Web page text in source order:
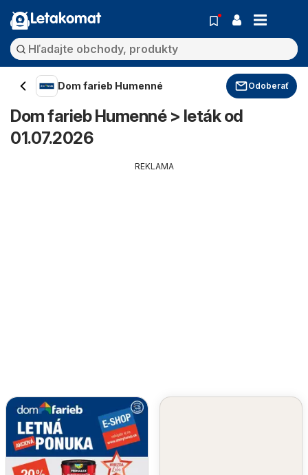
Letakomat
Dom farieb Humenné Odoberať
Dom farieb Humenné > leták od
01.07.2026
REKLAMA